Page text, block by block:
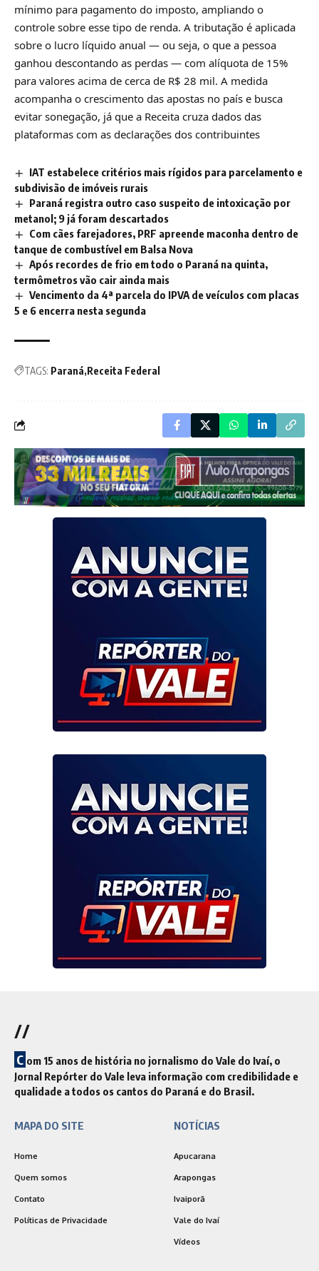
mínimo para pagamento do imposto, ampliando o
controle sobre esse tipo de renda. A tributação é aplicada
sobre o lucro líquido anual — ou seja, o que a pessoa
ganhou descontando as perdas — com alíquota de 15%
para valores acima de cerca de R$ 28 mil. A medida
acompanha o crescimento das apostas no país e busca
evitar sonegação, já que a Receita cruza dados das
plataformas com as declarações dos contribuintes
IAT estabelece critérios mais rígidos para parcelamento e
subdivisão de imóveis rurais
Paraná registra outro caso suspeito de intoxicação por
metanol; 9 já foram descartados
Com cães farejadores, PRF apreende maconha dentro de
tanque de combustível em Balsa Nova
Após recordes de frio em todo o Paraná na quinta,
termômetros vão cair ainda mais
Vencimento da 4ª parcela do IPVA de veículos com placas
5 e 6 encerra nesta segunda
TAGS: Paraná Receita Federal
//
C om 15 anos de história no jornalismo do Vale do Ivaí, o
Jornal Repórter do Vale leva informação com credibilidade e
qualidade a todos os cantos do Paraná e do Brasil.
MAPA DO SITE
Home
Quem somos
Contato
Políticas de Privacidade
NOTÍCIAS
Apucarana
Arapongas
Ivaiporã
Vale do Ivaí
Vídeos